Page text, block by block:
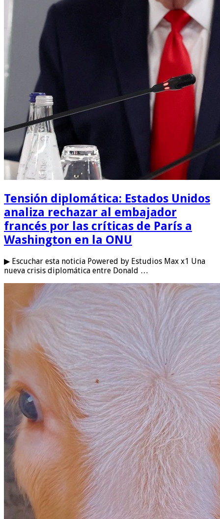
Tensión diplomática: Estados Unidos
analiza rechazar al embajador
francés por las críticas de París a
Washington en la ONU
▶ Escuchar esta noticia Powered by Estudios Max x1 Una
nueva crisis diplomática entre Donald …